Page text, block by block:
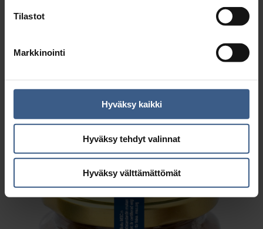
Tilastot
Markkinointi
Hyväksy kaikki
Hyväksy tehdyt valinnat
Hyväksy välttämättömät
AR­TE­SAA­NI SI­LAK­KA­SÄI­LYK­KEET